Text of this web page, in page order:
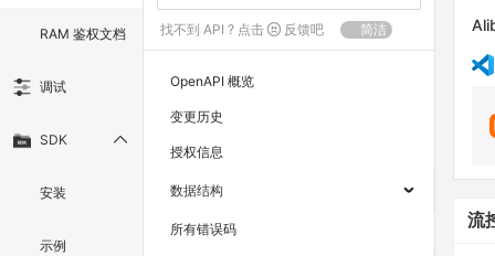
RAM 鉴权文档
调试
SDK
安装
示例
找不到 API ? 点击 反馈吧 简洁
OpenAPI 概览
变更历史
授权信息
数据结构
所有错误码 流